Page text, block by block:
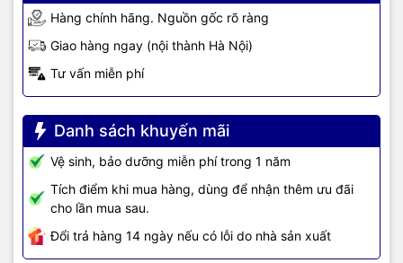
Hàng chính hãng. Nguồn gốc rõ ràng
Giao hàng ngay (nội thành Hà Nội)
Tư vấn miễn phí
Danh sách khuyến mãi
Vệ sinh, bảo dưỡng miễn phí trong 1 năm
Tích điểm khi mua hàng, dùng để nhận thêm ưu đãi
cho lần mua sau.
Đổi trả hàng 14 ngày nếu có lỗi do nhà sản xuất